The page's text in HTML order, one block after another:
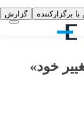
برگزارکننده گزارش
خود»